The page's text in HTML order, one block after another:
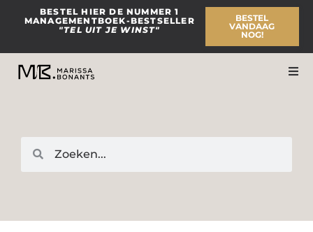
naar
inhoud
BESTEL HIER DE NUMMER 1
MANAGEMENTBOEK-BESTSELLER
"TEL UIT JE WINST"
BESTEL
VANDAAG
NOG!